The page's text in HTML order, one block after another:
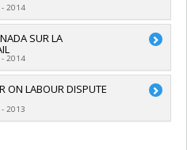
Godard
Langille,Judy Fudge,Paul
Arthurs ,
,
Dufour,Adelheid Hege
Berg
Van Jaarsveld,Ann Frost,
,Anne-Marie Laflamme
Connexion
- 2014
SUR LA
- 2014
des programmes
établissements
ON LABOUR DISPUTE
2013